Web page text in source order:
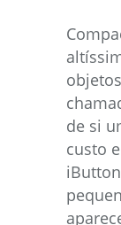
de si
custo